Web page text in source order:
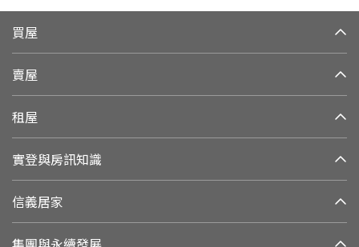
買屋
賣屋
租屋
實登與房訊知識
信義居家